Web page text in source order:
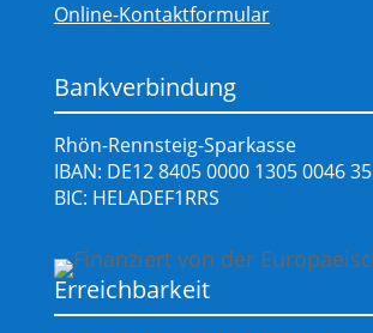
Online-Kontaktformular
Bankverbindung
Rhön-Rennsteig-Sparkasse
IBAN: DE12 8405 0000 1305 0046 35
BIC: HELADEF1RRS
Erreichbarkeit